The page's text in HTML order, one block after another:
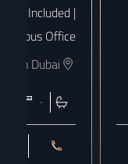
Included |
Office
Dubai
٠